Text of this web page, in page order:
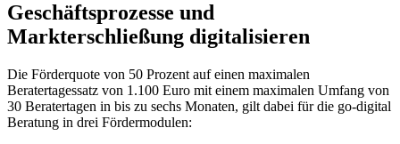
Geschäftsprozesse und
Markterschließung digitalisieren
Die Förderquote von 50 Prozent auf einen maximalen
Beratertagessatz von 1.100 Euro mit einem maximalen Umfang von
30 Beratertagen in bis zu sechs Monaten, gilt dabei für die go-digital
Beratung in drei Fördermodulen: